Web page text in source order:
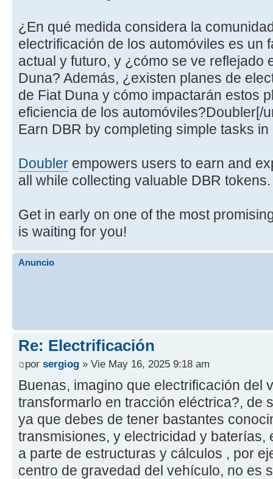
¿En qué medida considera la
electrificación de los automóviles es un
actual y futuro, y ¿cómo se ve reflejado
Duna? Además, ¿existen planes de
de Fiat Duna y cómo impactarán estos
eficiencia de los automóviles?Doubler[/
Earn DBR by completing simple tasks
Doubler empowers users to earn and
all while collecting valuable DBR tokens.
Get in early on one of the most
is waiting for you!
Anuncio
Re: Electrificación
por sergiog » Vie May 16, 2025 9:18 am
Buenas, imagino que electrificación del
transformarlo en tracción eléctrica?, de
ya que debes de tener bastantes
transmisiones, y electricidad y baterías,
a parte de estructuras y cálculos , por
centro de gravedad del vehículo, no es